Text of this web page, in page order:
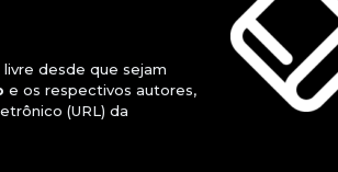
desde que sejam
e os respectivos autores,
(URL) da